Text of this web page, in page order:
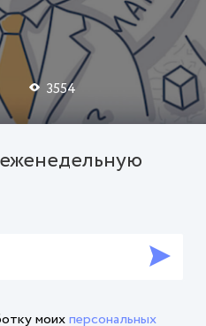
3554
моихперсональных